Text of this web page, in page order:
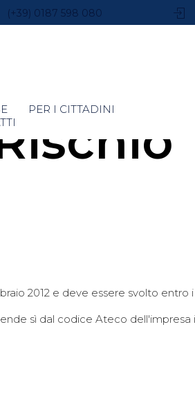
(+39) 0187 598 080
PER I CITTADINI
2012 e deve essere svolto entro
sì dal codice Ateco dell'impresa